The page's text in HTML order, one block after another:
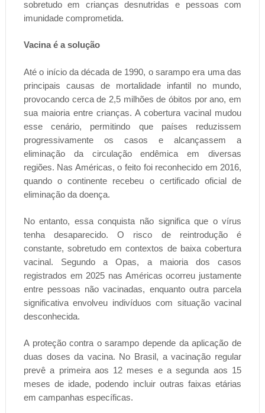
sobretudo em crianças desnutridas e pessoas com
imunidade comprometida.
Vacina é a solução
Até o início da década de 1990, o sarampo era uma das
principais causas de mortalidade infantil no mundo,
provocando cerca de 2,5 milhões de óbitos por ano, em
sua maioria entre crianças. A cobertura vacinal mudou
esse cenário, permitindo que países reduzissem
progressivamente os casos e alcançassem a
eliminação da circulação endêmica em diversas
regiões. Nas Américas, o feito foi reconhecido em 2016,
quando o continente recebeu o certificado oficial de
eliminação da doença.
No entanto, essa conquista não significa que o vírus
tenha desaparecido. O risco de reintrodução é
constante, sobretudo em contextos de baixa cobertura
vacinal. Segundo a Opas, a maioria dos casos
registrados em 2025 nas Américas ocorreu justamente
entre pessoas não vacinadas, enquanto outra parcela
significativa envolveu indivíduos com situação vacinal
desconhecida.
A proteção contra o sarampo depende da aplicação de
duas doses da vacina. No Brasil, a vacinação regular
prevê a primeira aos 12 meses e a segunda aos 15
meses de idade, podendo incluir outras faixas etárias
em campanhas específicas.